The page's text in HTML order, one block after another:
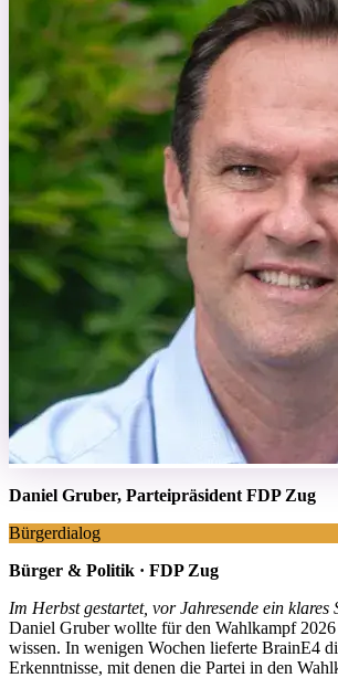
Daniel Gruber, Parteipräsident FDP Zug
Bürgerdialog
Bürger & Politik · FDP Zug
Im Herbst gestartet, vor Jahresende ein klares
Daniel Gruber wollte für den Wahlkampf 2026
wissen. In wenigen Wochen lieferte BrainE4
Erkenntnisse, mit denen die Partei in den